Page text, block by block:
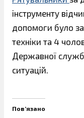
інструменту
допомоги було
техніки та 4
Державної
ситуацій.
Пов’язано